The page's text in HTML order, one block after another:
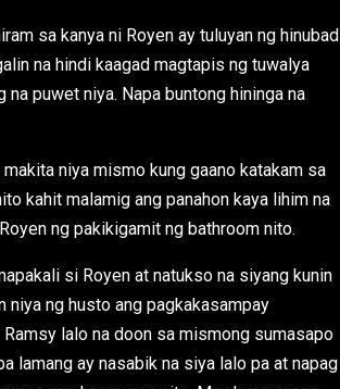
sa kanya ni Royen ay tuluyan ng hinubad
na hindi kaagad magtapis ng tuwalya
puwet niya. Napa buntong hininga na
niya mismo kung gaano katakam sa
kahit malamig ang panahon kaya lihim na
ng pakikigamit ng bathroom nito.
si Royen at natukso na siyang kunin
niya ng husto ang pagkakasampay
lalo na doon sa mismong sumasapo
lamang ay nasabik na siya lalo pa at napag